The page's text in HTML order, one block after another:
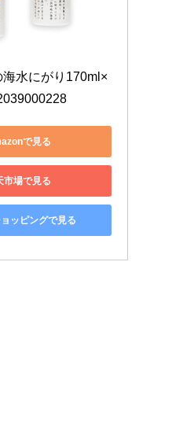
水にがり170ml×
で見る
市場で見る
ッピングで見る